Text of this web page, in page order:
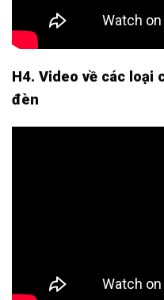
H4. Video về các loại
đèn